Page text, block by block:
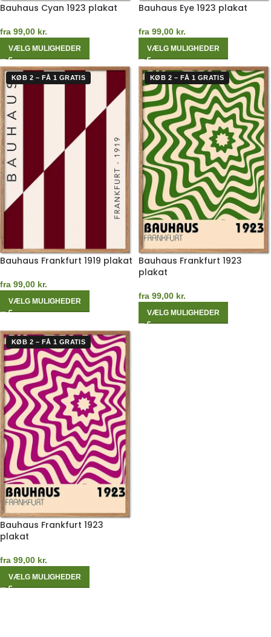
Bauhaus Cyan 1923 plakat
fra 99,00 kr.
VÆLG MULIGHEDER
Bauhaus Eye 1923 plakat
fra 99,00 kr.
VÆLG MULIGHEDER
KØB 2 – FÅ 1 GRATIS
Bauhaus Frankfurt 1919 plakat
fra 99,00 kr.
VÆLG MULIGHEDER
KØB 2 – FÅ 1 GRATIS
Bauhaus Frankfurt 1923
plakat
fra 99,00 kr.
VÆLG MULIGHEDER
KØB 2 – FÅ 1 GRATIS
Bauhaus Frankfurt 1923
plakat
fra 99,00 kr.
VÆLG MULIGHEDER